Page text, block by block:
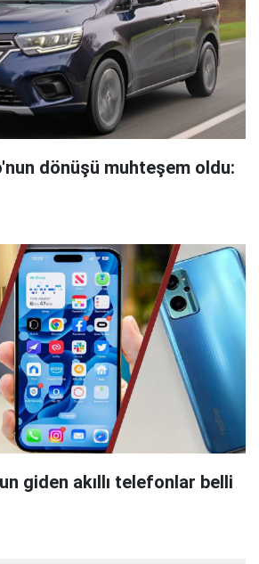
dönüşü muhteşem oldu:
giden akıllı telefonlar belli